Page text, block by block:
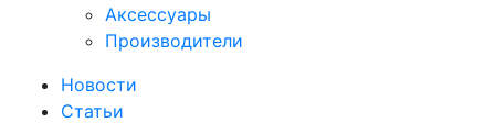
Аксессуары
Производители
Новости
Статьи